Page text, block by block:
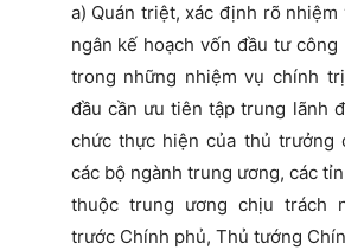
a) Quán triệt, xác định rõ nhiệm
ngân kế hoạch vốn đầu tư công
trong những nhiệm vụ chính
đầu cần ưu tiên tập trung lãnh
chức thực hiện của thủ trưởng
các bộ ngành trung ương, các
thuộc trung ương chịu trách
trước Chính phủ, Thủ tướng